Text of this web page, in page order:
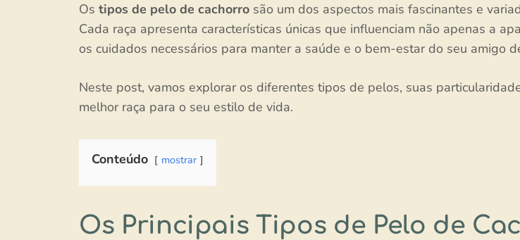
Os tipos de pelo de cachorro são um dos aspectos mais fascinantes e
Cada raça apresenta características únicas que influenciam não apenas a
os cuidados necessários para manter a saúde e o bem-estar do seu amigo
Neste post, vamos explorar os diferentes tipos de pelos, suas
melhor raça para o seu estilo de vida.
Conteúdo mostrar
Os Principais Tipos de Pelo de